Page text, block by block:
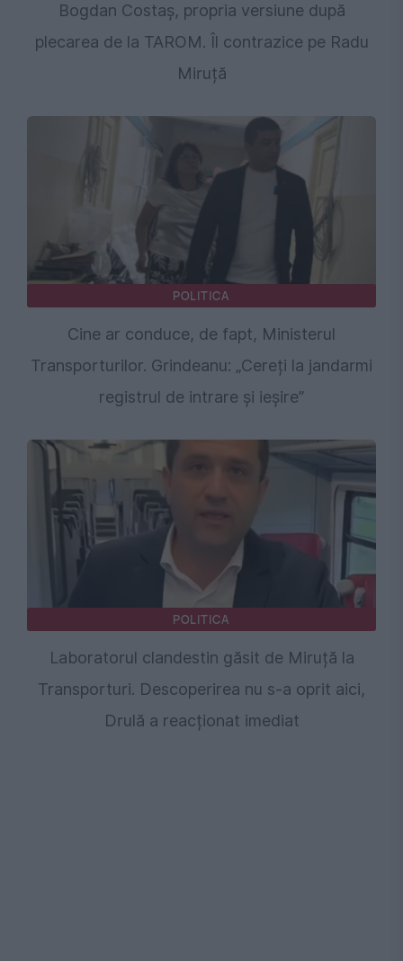
Bogdan Costaș, propria versiune după
plecarea de la TAROM. Îl contrazice pe Radu
Miruță
POLITICA
Cine ar conduce, de fapt, Ministerul
Transporturilor. Grindeanu: „Cereți la jandarmi
registrul de intrare și ieșire”
POLITICA
Laboratorul clandestin găsit de Miruță la
Transporturi. Descoperirea nu s-a oprit aici,
Drulă a reacționat imediat